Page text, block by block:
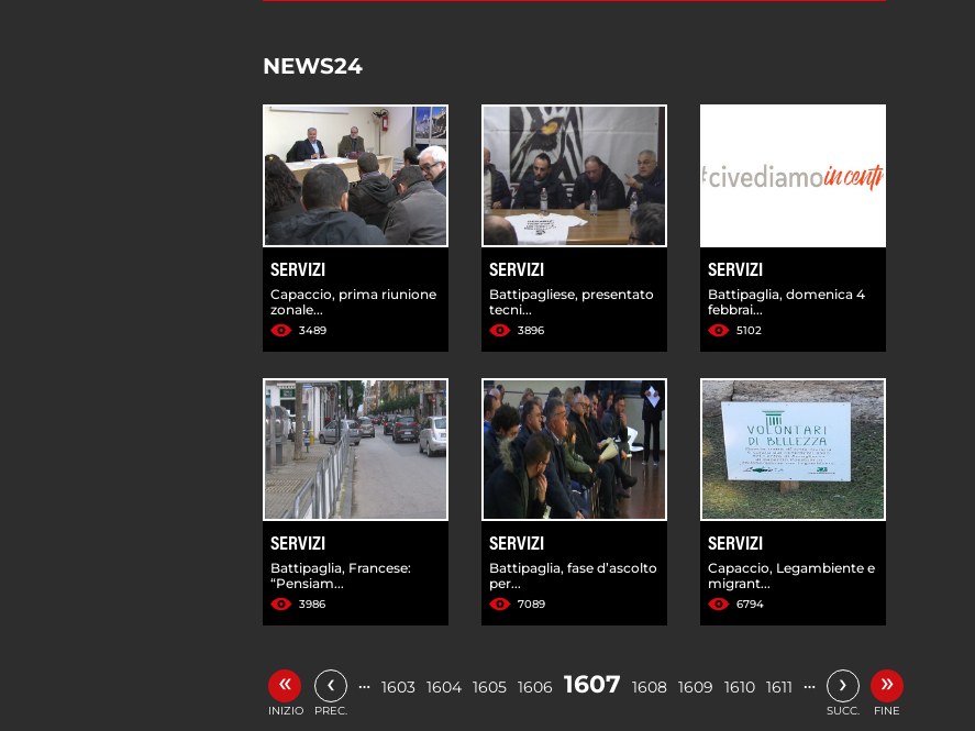
NEWS24
SERVIZI
Capaccio, prima riunione
zonale...
3489
SERVIZI
Battipagliese, presentato
tecni...
3896
SERVIZI
Battipaglia, domenica 4
febbrai...
5102
SERVIZI
Battipaglia, Francese:
“Pensiam...
3986
SERVIZI
Battipaglia, fase d’ascolto
per...
7089
SERVIZI
Capaccio, Legambiente e
migrant...
6794
«
INIZIO
‹
PREC.
… 1603 1604 1605 1606 1607 1608 1609 1610 1611 … ›
SUCC.
»
FINE